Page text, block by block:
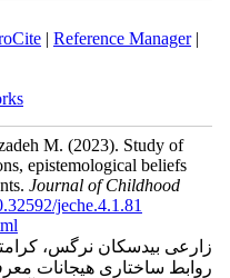
ProCite|Reference Manager
zadeh M.(2023).Study of
epistemological beliefs
Journal of Childhood
jeche.4.1.81
زارعی بیدسکان نرگس،
روابط ساختاری هیجانات